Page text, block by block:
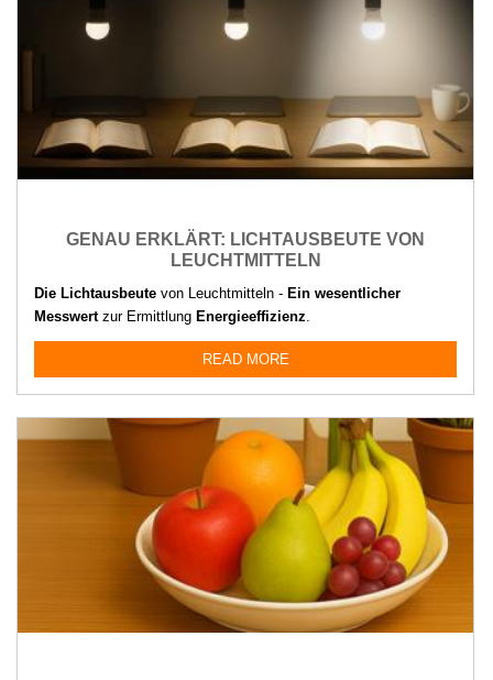
GENAU ERKLÄRT: LICHTAUSBEUTE VON
LEUCHTMITTELN
Die Lichtausbeute von Leuchtmitteln - Ein wesentlicher
Messwertzur Ermittlung Energieeffizienz
READ MORE